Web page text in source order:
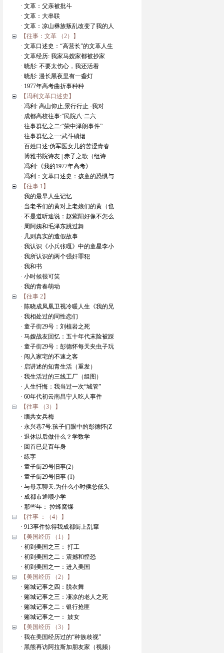
· 文革：父亲被批斗
· 文革：大串联
· 文革：凉山彝族叛乱改变了我的人
【往事：文革 （2）】
· 文革口述史：“高营长”的文革人生
· 文革经历: 我家马嫂家都被抄家
· 晓彤: 不要太伤心，我还活着
· 晓彤: 漫长黑夜里有一盏灯
· 1977年高考曲折事种种
【冯利文革口述史】
· 冯利: 高山仰止,景行行止 -我对
· 成都高校往事:"民院八·二六
· 往事群忆之二:“荣中泽朗事件”
· 往事群忆之一:武斗硝烟
· 百姓口述:伪军医女儿的苦涩青春
· 博雅书院诗友 | 赤子之歌（组诗
· 冯利:《我的1977年高考》
· 冯利：文革口述史：孩童的恐惧与
【往事 1】
· 我的最早人生记忆
· 当老爷们的黄对上老娘们的黄（也
· 不是道听途说：赵紫阳好像不怎么
· 周阿姨和毛泽东跳过舞
· 几则真实的造假故事
· 我认识《小兵张嘎》中的童星李小
· 我所认识的两个强奸罪犯
· 我和书
· 小时候很可笑
· 我的青春萌动
【往事 2】
· 陈晓成凤凰卫视冷暖人生《我的兄
· 我相处过的同性恋们
· 童子街29号：刘植岩之死
· 马嫂战友回忆：五十年代末险被踩
· 童子街29号：彭德怀每天夹虫子玩
· 闯入家宅的不速之客
· 启讲述的知青生活（重发）
· 我生活过的三线工厂（组图）
· 人生忏悔：我当过一次“城管”
· 60年代初云南昌宁人吃人事件
【往事 （3）】
· 缅共女兵梅
· 永兴巷7号:孩子们眼中的彭德怀(Z
· 退休以后做什么？学数学
· 回首已是百年身
· 练字
· 童子街29号旧事(2）
· 童子街29号旧事 (1)
· 与母亲聊天:为什么小时侯总低头
· 成都市通顺小学
· 那些年： 拉蜂窝煤
【往事 ：（4）】
· 913事件惊得我成都街上乱窜
【美国经历 （1）】
· 初到美国之三： 打工
· 初到美国之二：震撼和惶恐
· 初到美国之一：进入美国
【美国经历 （2）】
· 赌城记事之四：脱衣舞
· 赌城记事之三：凄凉的老人之死
· 赌城记事之二：银行抢匪
· 赌城记事之一： 妓女
【美国经历 （3）】
· 我在美国经历过的“种族歧视”
· 黑熊再访阿拉斯加朋友家（视频）